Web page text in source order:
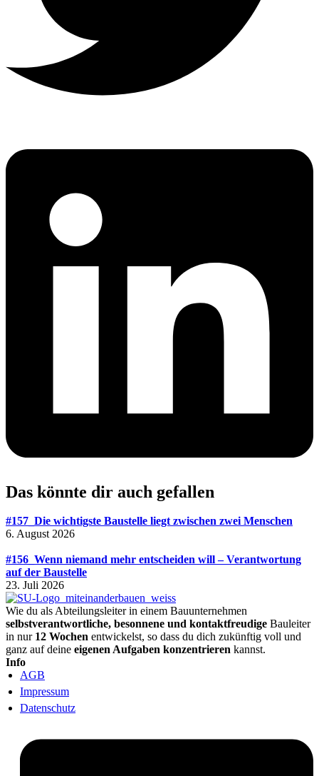
Das könnte dir auch gefallen
#157_Die wichtigste Baustelle liegt zwischen zwei Menschen
6. August 2026
#156_Wenn niemand mehr entscheiden will – Verantwortung
auf der Baustelle
23. Juli 2026
Wie du als Abteilungsleiter in einem Bauunternehmen
selbstverantwortliche, besonnene und kontaktfreudige Bauleiter
in nur 12 Wochen entwickelst, so dass du dich zukünftig voll und
ganz auf deine eigenen Aufgaben konzentrieren kannst.
Info
AGB
Impressum
Datenschutz